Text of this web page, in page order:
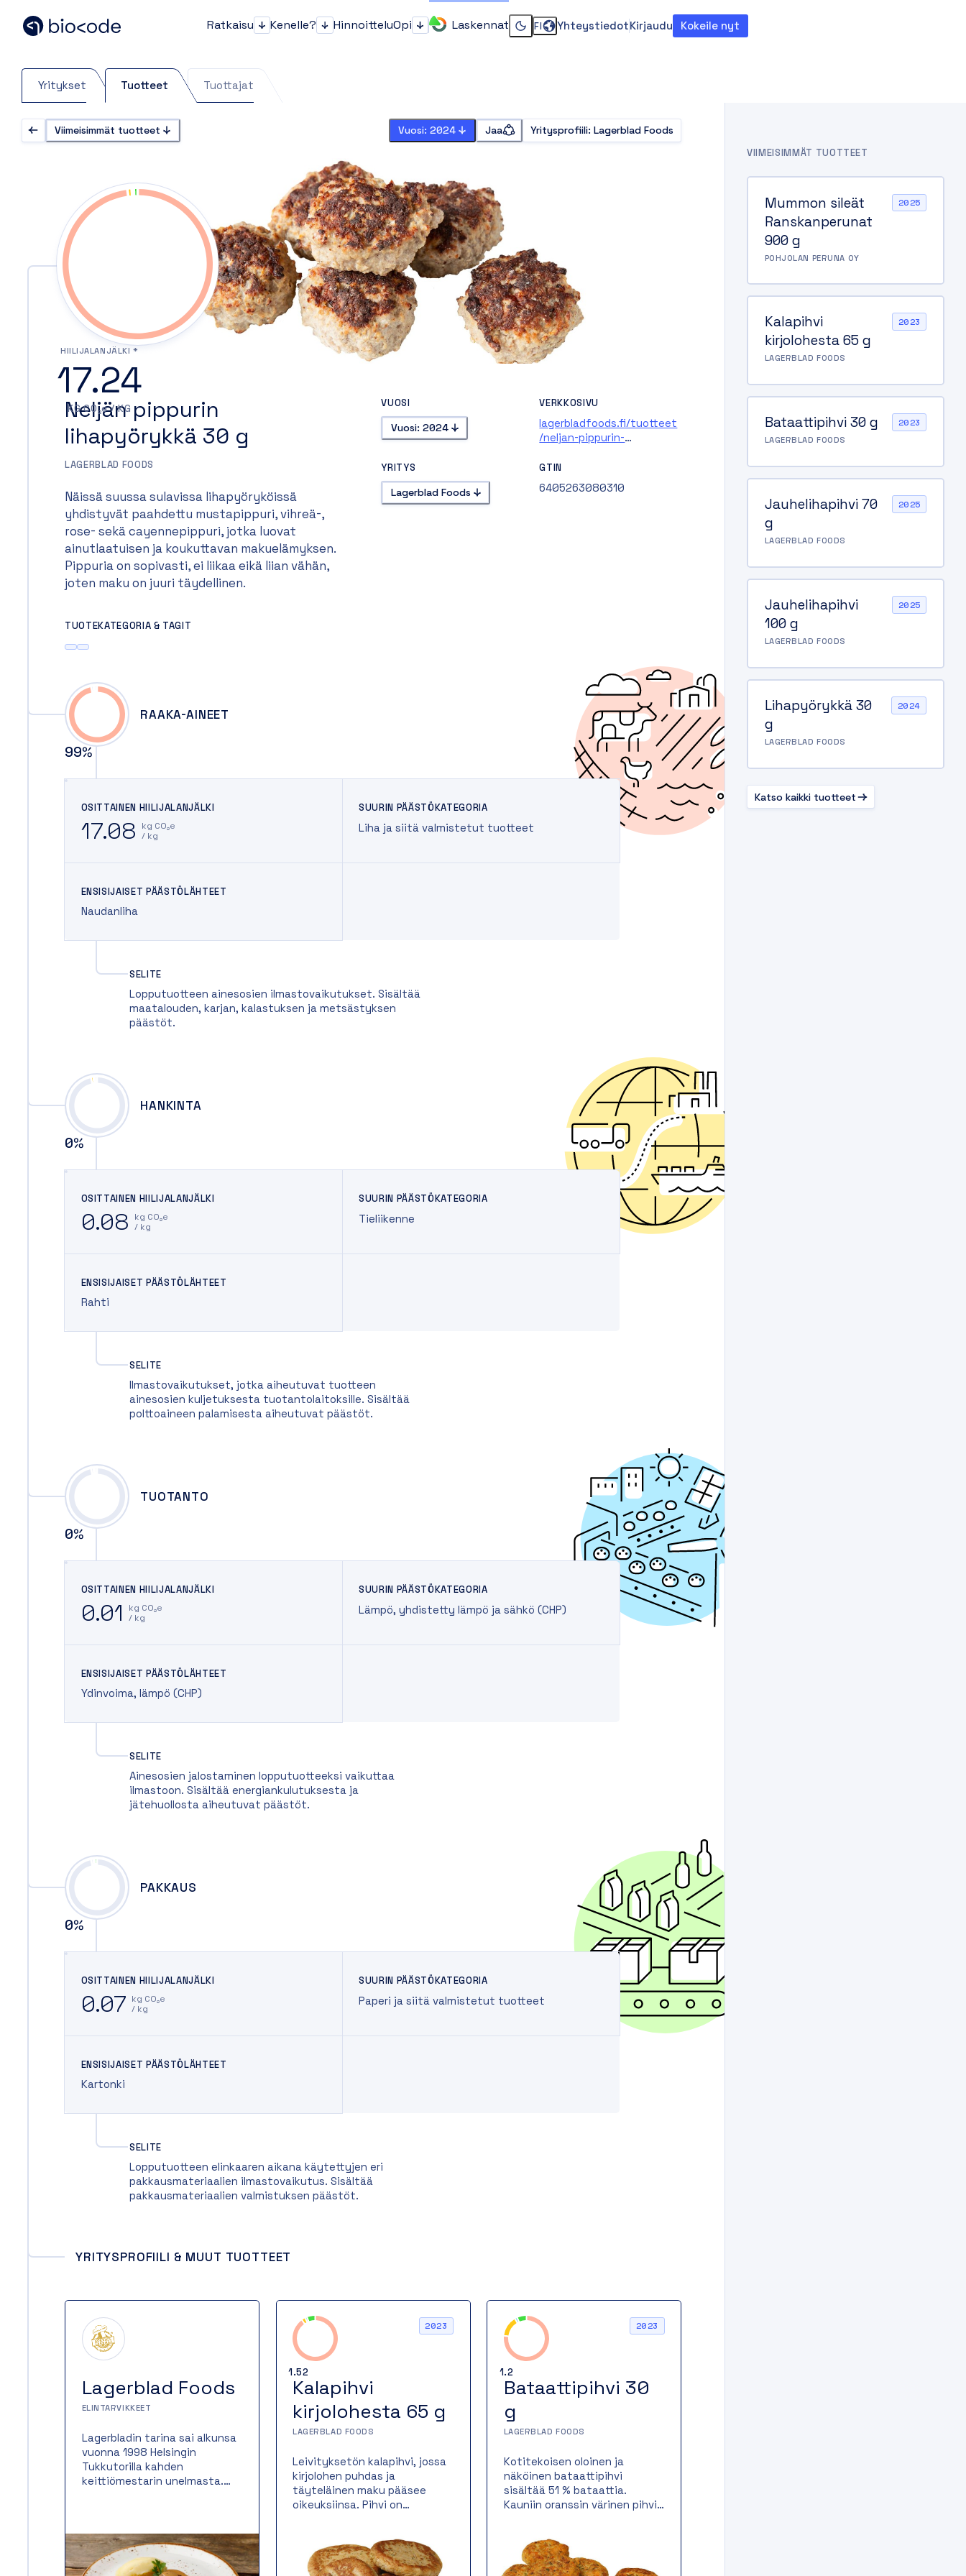
Ratkaisu Ratkaisu
Kenelle? Kenelle?
HinnoitteluOpi Opi Laskennat
Vaihda dark tai light teema
FI YhteystiedotKirjaudu Kokeile nyt
Yritykset Tuotteet Tuottajat
Viimeisimmät tuotteet Vuosi: 2024 Jaa Yritysprofiili: Lagerblad Foods
HIILIJALANJÄLKI *
17.24
KG CO₂e / KG
Neljän pippurin
lihapyörykkä 30 g
LAGERBLAD FOODS
Näissä suussa sulavissa lihapyöryköissä
yhdistyvät paahdettu mustapippuri, vihreä-,
rose- sekä cayennepippuri, jotka luovat
ainutlaatuisen ja koukuttavan makuelämyksen.
Pippuria on sopivasti, ei liikaa eikä liian vähän,
joten maku on juuri täydellinen.
VUOSI
Vuosi: 2024
VERKKOSIVU
lagerbladfoods.fi/tuotteet
/neljan-pippurin-
YRITYS
Lagerblad Foods
GTIN
6405263080310
TUOTEKATEGORIA & TAGIT
99%
RAAKA-AINEET
OSITTAINEN HIILIJALANJÄLKI
17.08
kg CO₂e
/ kg
SUURIN PÄÄSTÖKATEGORIA
Liha ja siitä valmistetut tuotteet
ENSISIJAISET PÄÄSTÖLÄHTEET
Naudanliha
SELITE
Lopputuotteen ainesosien ilmastovaikutukset. Sisältää
maatalouden, karjan, kalastuksen ja metsästyksen
päästöt.
0%
HANKINTA
OSITTAINEN HIILIJALANJÄLKI
0.08
kg CO₂e
/ kg
SUURIN PÄÄSTÖKATEGORIA
Tieliikenne
ENSISIJAISET PÄÄSTÖLÄHTEET
Rahti
SELITE
Ilmastovaikutukset, jotka aiheutuvat tuotteen
ainesosien kuljetuksesta tuotantolaitoksille. Sisältää
polttoaineen palamisesta aiheutuvat päästöt.
0%
TUOTANTO
OSITTAINEN HIILIJALANJÄLKI
0.01
kg CO₂e
/ kg
SUURIN PÄÄSTÖKATEGORIA
Lämpö, yhdistetty lämpö ja sähkö (CHP)
ENSISIJAISET PÄÄSTÖLÄHTEET
Ydinvoima, lämpö (CHP)
SELITE
Ainesosien jalostaminen lopputuotteeksi vaikuttaa
ilmastoon. Sisältää energiankulutuksesta ja
jätehuollosta aiheutuvat päästöt.
0%
PAKKAUS
OSITTAINEN HIILIJALANJÄLKI
0.07 kg CO₂e
/ kg
SUURIN PÄÄSTÖKATEGORIA
Paperi ja siitä valmistetut tuotteet
ENSISIJAISET PÄÄSTÖLÄHTEET
Kartonki
SELITE
Lopputuotteen elinkaaren aikana käytettyjen eri
pakkausmateriaalien ilmastovaikutus. Sisältää
pakkausmateriaalien valmistuksen päästöt.
YRITYSPROFIILI & MUUT TUOTTEET
Lagerblad Foods
ELINTARVIKKEET
Lagerbladin tarina sai alkunsa
vuonna 1998 Helsingin
Tukkutorilla kahden
keittiömestarin unelmasta.
suussa sulavaa ruokaa
hotellien ja ravintoloiden
vaativiin tarpeisiin. Aluksi oli
1.52
2023
Kalapihvi
kirjolohesta 65 g
LAGERBLAD FOODS
Leivityksetön kalapihvi, jossa
kirjolohen puhdas ja
täyteläinen maku pääsee
oikeuksiinsa. Pihvi on
kullankeltaisen paistopinnan
ja mehevän rakenteen.
1.2
2023
Bataattipihvi 30
g
LAGERBLAD FOODS
Kotitekoisen oloinen ja
näköinen bataattipihvi
sisältää 51 % bataattia.
Kauniin oranssin värinen pihvi
kalaruoan lisukkeena.
Bataattipihvi paistetaan
VIIMEISIMMÄT TUOTTEET
2025
Mummon sileät
Ranskanperunat
900 g
POHJOLAN PERUNA OY
2023
Kalapihvi
kirjolohesta 65 g
LAGERBLAD FOODS
2023
Bataattipihvi 30 g
LAGERBLAD FOODS
2025
Jauhelihapihvi 70
g
LAGERBLAD FOODS
2025
Jauhelihapihvi
100 g
LAGERBLAD FOODS
2024
Lihapyörykkä 30
g
LAGERBLAD FOODS
Katso kaikki tuotteet